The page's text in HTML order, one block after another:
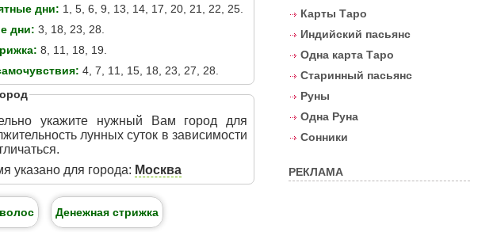
дни: 1, 5, 6, 9, 13, 14, 17, 20, 21, 22, 25.
дни: 3, 18, 23, 28.
8, 11, 18, 19.
4, 7, 11, 15, 18, 23, 27, 28.
укажите нужный Вам город для
лунных суток в зависимости
указано для города: Москва
Денежная стрижка
Карты Таро
Индийский пасьянс
Одна карта Таро
Старинный пасьянс
Руны
Одна Руна
Сонники
РЕКЛАМА